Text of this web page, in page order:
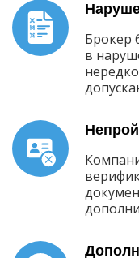
Брокер
в